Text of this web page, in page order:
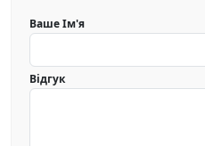
Ваше Ім'я
Відгук